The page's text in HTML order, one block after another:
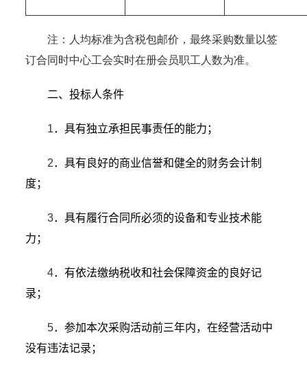
注：人均标准为含税包邮价，最终采购数量以签
订合同时中心工会实时在册会员职工人数为准。
二、投标人条件
1．具有独立承担民事责任的能力；
2．具有良好的商业信誉和健全的财务会计制
度；
3．具有履行合同所必须的设备和专业技术能
力；
4．有依法缴纳税收和社会保障资金的良好记
录；
5．参加本次采购活动前三年内，在经营活动中
没有违法记录；